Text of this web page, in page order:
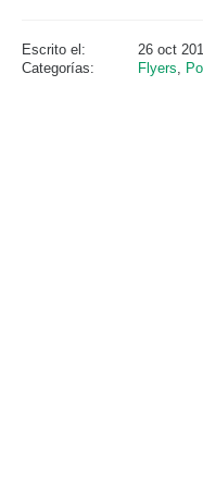
Escrito el:
26 oct
Categorías:
Flyers,